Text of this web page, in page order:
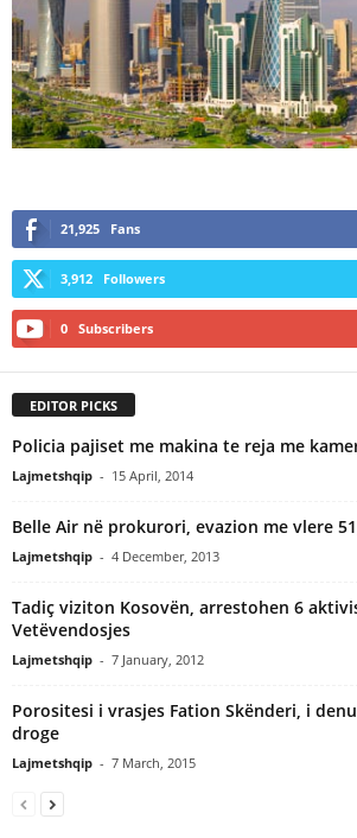
21,925 Fans
3,912 Followers
0 Subscribers
EDITOR PICKS
Policia pajiset me makina te reja me
Lajmetshqip - 15 April, 2014
Belle Air në prokurori, evazion me vlere
Lajmetshqip - 4 December, 2013
Tadiç viziton Kosovën, arrestohen 6
Vetëvendosjes
Lajmetshqip - 7 January, 2012
Porositesi i vrasjes Fation Skënderi, i
droge
Lajmetshqip - 7 March, 2015